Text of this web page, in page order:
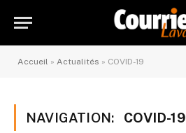
Accueil » Actualités » COVID-19
NAVIGATION: COVID-19